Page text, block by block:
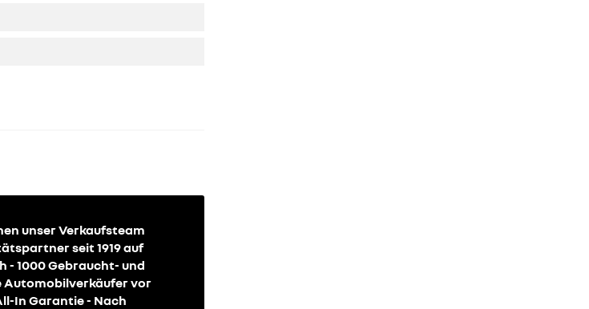
unser Verkaufsteam
seit 1919 auf
- 1000 Gebraucht- und
Automobilverkäufer vor
In Garantie - Nach